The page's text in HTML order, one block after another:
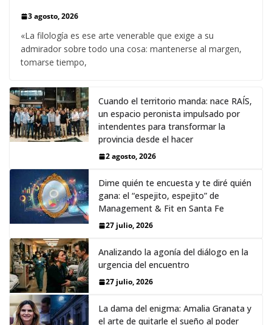
3 agosto, 2026
«La filología es ese arte venerable que exige a su
admirador sobre todo una cosa: mantenerse al margen,
tomarse tiempo,
Cuando el territorio manda: nace RAÍS,
un espacio peronista impulsado por
intendentes para transformar la
provincia desde el hacer
2 agosto, 2026
Dime quién te encuesta y te diré quién
gana: el “espejito, espejito” de
Management & Fit en Santa Fe
27 julio, 2026
Analizando la agonía del diálogo en la
urgencia del encuentro
27 julio, 2026
La dama del enigma: Amalia Granata y
el arte de quitarle el sueño al poder